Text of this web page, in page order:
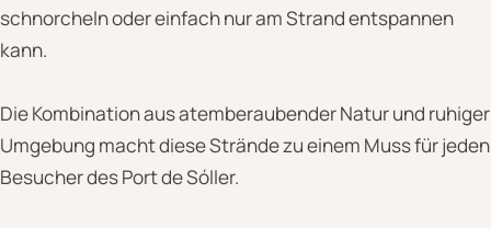
schnorcheln oder einfach nur am Strand entspannen
kann.
Die Kombination aus atemberaubender Natur und ruhiger
Umgebung macht diese Strände zu einem Muss für jeden
Besucher des Port de Sóller.